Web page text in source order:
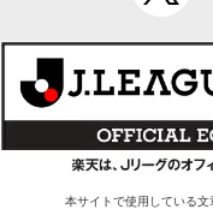
本サイトで使用している文